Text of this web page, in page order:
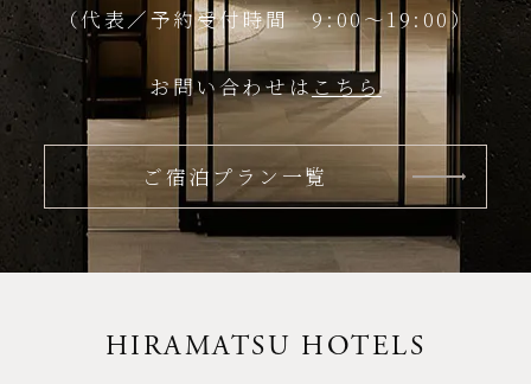
（代表／予約受付時間 9:00～19:00）
お問い合わせはこちら
ご宿泊プラン一覧
HIRAMATSU HOTELS